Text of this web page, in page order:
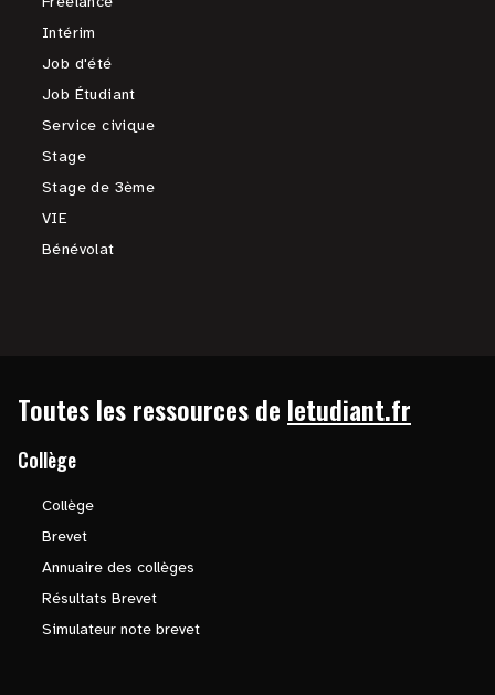
Intérim
Job d'été
Job Étudiant
Service civique
Stage
Stage de 3ème
VIE
Bénévolat
Toutes les ressources de letudiant.fr
Collège
Collège
Brevet
Annuaire des collèges
Résultats Brevet
Simulateur note brevet